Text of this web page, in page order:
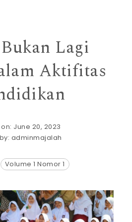
Lagi
Aktifitas
June 20, 2023
adminmajalah
Volume 1 Nomor 1